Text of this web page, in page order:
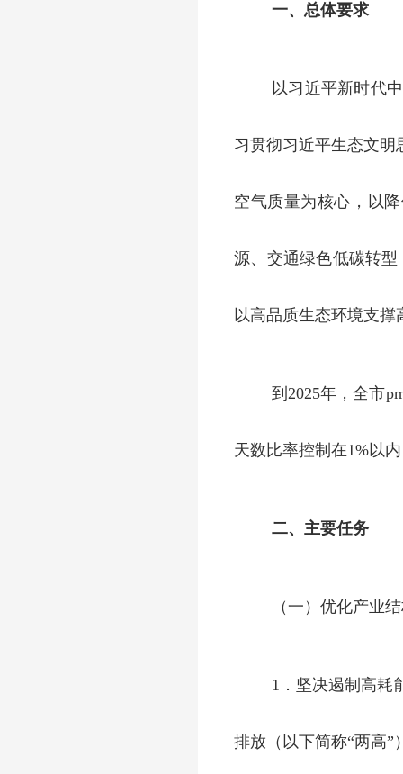
一、总体要求
以习近平新时代
习贯彻习近平生态文
空气质量为核心，以
源、交通绿色低碳转
以高品质生态环境支
到2025年，全市
天数比率控制在1%以
二、主要任务
（一）优化产业
1．坚决遏制高耗
排放（以下简称“两高